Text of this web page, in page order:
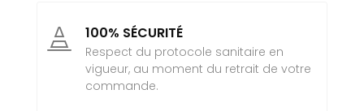
 100% SÉCURITÉ
Respect du protocole sanitaire en
vigueur, au moment du retrait de votre
commande.